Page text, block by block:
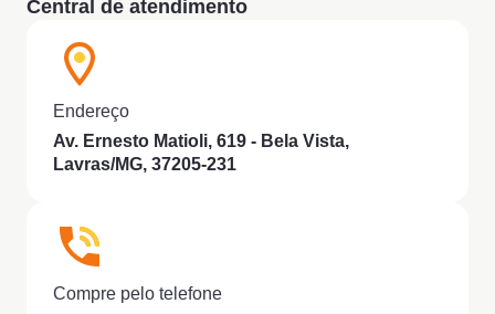
Central de atendimento
Endereço
Av. Ernesto Matioli, 619 - Bela Vista,
Lavras/MG, 37205-231
Compre pelo telefone